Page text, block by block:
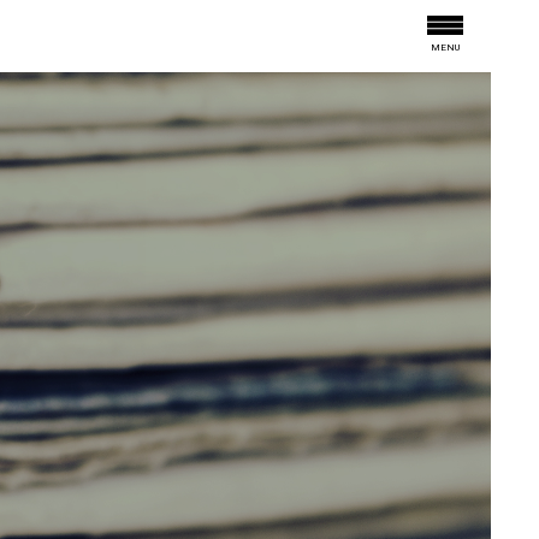
MENU
EVENTS イベント
イベントアーカイブ
バー ルーム101
予約
& FLIGHTS
宿泊+航空券
ROOMS
インフォメーション
雰囲気
インフォメーション
コンセプト
& EVENTS 会場レンタル
お問い合わせ
トランクホテルについて
時代背景
コンセプト東京デザイン
OF ONDEN 穏田の歴史
谷の街パートナー
寄付
アワード
MISS THIS